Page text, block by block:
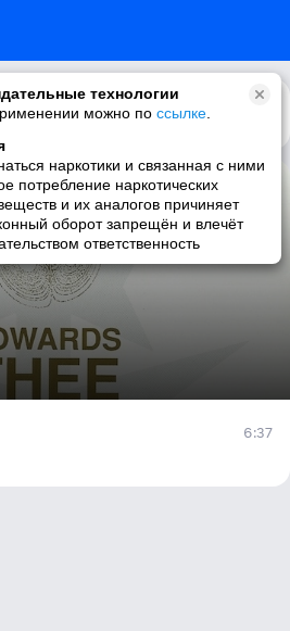
технологии
можно по ссылке
наркотики и связанная с ними
потребление наркотических
и их аналогов причиняет
оборот запрещён и влечёт
ответственность
6:37